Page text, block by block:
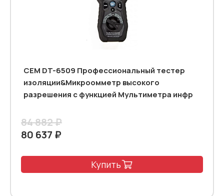
CEM DT-6509 Профессиональный тестер
изоляции&Микроомметр высокого
разрешения с функцией Мультиметра инфр
84 882 ₽
80 637 ₽
Купить